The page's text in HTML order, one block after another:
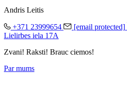
Andris Leitis
+371 23999654 [email protected]
Lielirbes iela 17A
Zvani! Raksti! Brauc ciemos!
Par mums